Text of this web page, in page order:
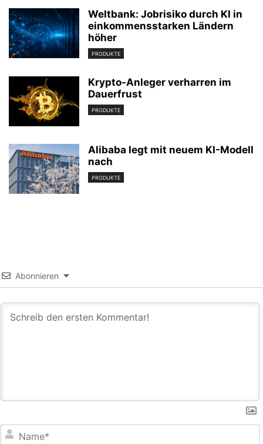
Weltbank: Jobrisiko durch KI in
einkommensstarken Ländern
höher
PRODUKTE
Krypto-Anleger verharren im
Dauerfrust
PRODUKTE
Alibaba legt mit neuem KI-Modell
nach
PRODUKTE
Abonnieren